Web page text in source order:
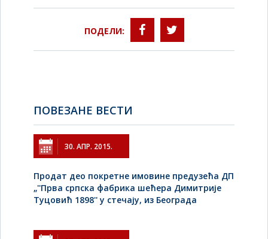
ПОДЕЛИ:
ПОВЕЗАНЕ ВЕСТИ
30. АПР. 2015.
Продат део покретне имовине предузећа ДП
„''Прва српска фабрика шећера Димитрије
Туцовић 1898'' у стечају, из Београда